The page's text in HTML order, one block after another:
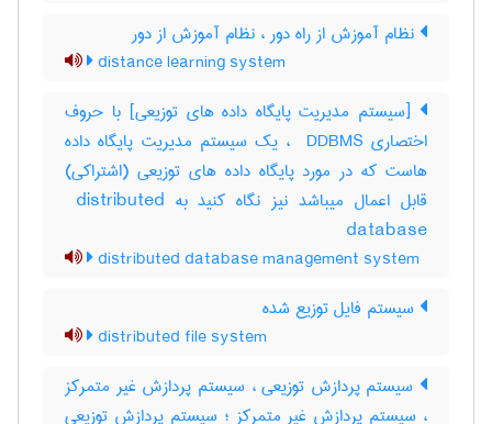
نظام آموزش از راه دور ، نظام آموزش از دور
distance learning system
[سیستم مدیریت پایگاه داده های توزیعی] با حروف
اختصاری ‎ DDBMS ، یک سیستم مدیریت پایگاه داده
هاست که در مورد پایگاه داده های توزیعی (اشتراکی)
قابل اعمال میباشد نیز نگاه کنید به ‎ distributed
database
distributed database management system
سیستم فایل توزیع شده
distributed file system
سیستم پردازش توزیعی ، سیستم پردازش غیر متمرکز
، سیستم پردازش غیر متمرکز ؛ سیستم پردازش توزیعی